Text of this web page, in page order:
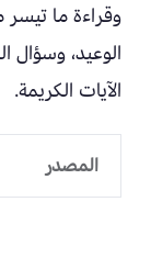
وقراءة ما تيسر
الوعيد، وسؤال
الآيات الكريمة.
المصدر